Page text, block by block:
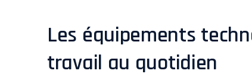
Les équipements
travail au quotidien